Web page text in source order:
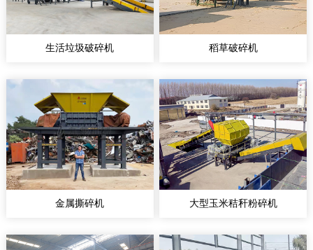
生活垃圾破碎机 稻草破碎机
金属撕碎机 大型玉米秸秆粉碎机